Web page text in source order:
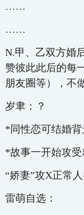
……
……
N.甲、乙双方婚
赞彼此此后的每
朋友圈等），不
岁聿：？
*同性恋可结婚背
*故事一开始攻受
“娇妻”攻X正常
雷萌自选：